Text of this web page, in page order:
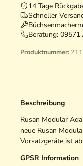
14 Tage
Schneller
Beratung: 09571
Produktnummer:
Beschreibung
Rusan Modular
neue Rusan
Vorsatzgeräte ist
GPSR Information